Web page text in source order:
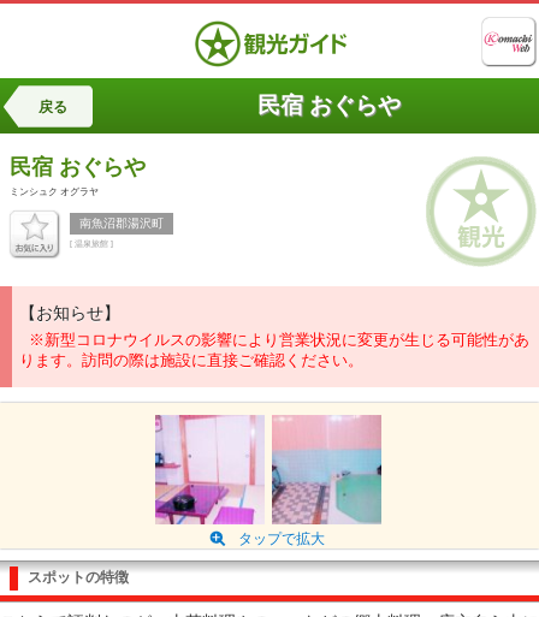
戻る 民宿 おぐらや
民宿 おぐらや
ミンシュク オグラヤ
南魚沼郡湯沢町
[ 温泉旅館 ]
【お知らせ】
※新型コロナウイルスの影響により営業状況に変更が生じる可能性があ
ります。訪問の際は施設に直接ご確認ください。
タップで拡大
スポットの特徴